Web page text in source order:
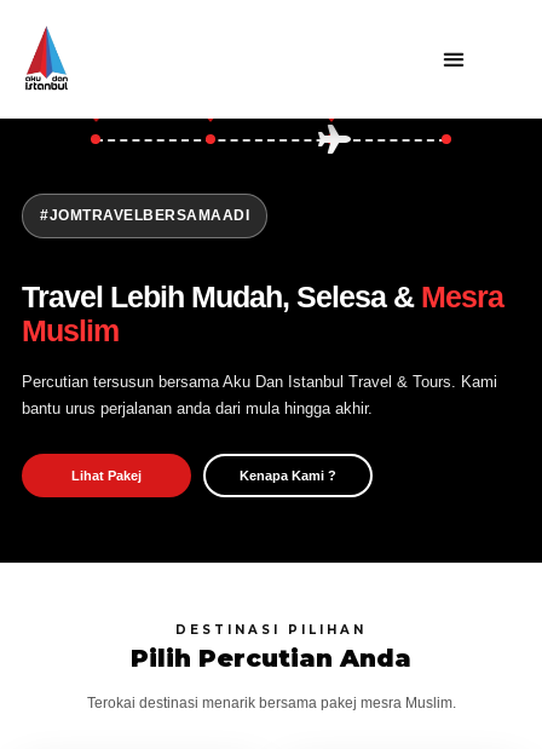
Utama
Open Trip
Hubungi Kami
#JOMTRAVELBERSAMAADI
Travel Lebih Mudah, Selesa & Mesra
Muslim
Percutian tersusun bersama Aku Dan Istanbul Travel & Tours. Kami
bantu urus perjalanan anda dari mula hingga akhir.
Lihat Pakej Kenapa Kami ?
DESTINASI PILIHAN
Pilih Percutian Anda
Terokai destinasi menarik bersama pakej mesra Muslim.